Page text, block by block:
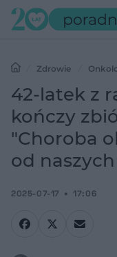
Zdrowie
zbiórkę pieniędzy.
42-latek z
kończy
"Choroba
od
2025-07-17 17:06